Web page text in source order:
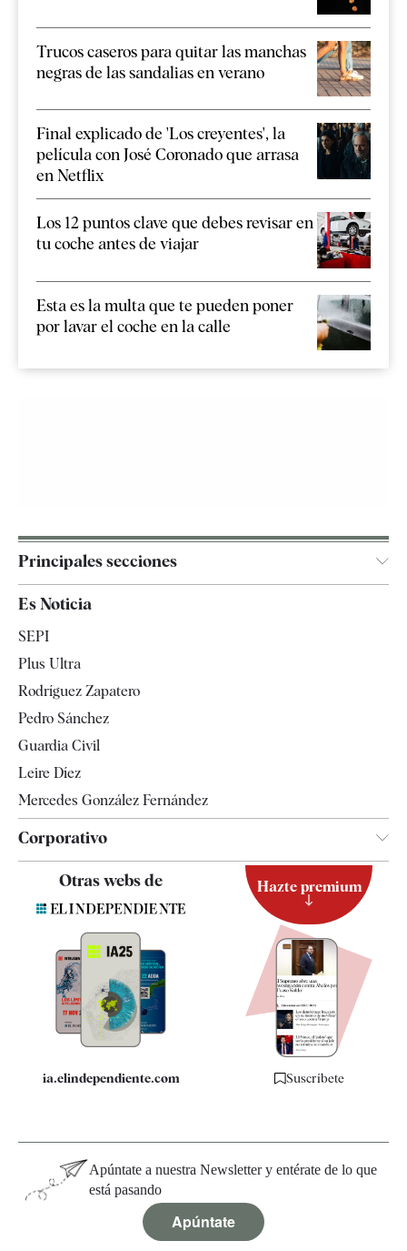
Trucos caseros para quitar las manchas
negras de las sandalias en verano
Final explicado de 'Los creyentes', la
película con José Coronado que arrasa
en Netflix
Los 12 puntos clave que debes revisar en
tu coche antes de viajar
Esta es la multa que te pueden poner
por lavar el coche en la calle
Principales secciones
España
Televisión
Es Noticia
SEPI
Plus Ultra
Rodríguez Zapatero
Pedro Sánchez
Guardia Civil
Leire Díez
Mercedes González Fernández
Corporativo
Contacto
Quiénes somos
Especificaciones
Otras webs de
ia.elindependiente.com
Hazte premium
Suscríbete
Apúntate a nuestra Newsletter y entérate de lo que
está pasando
Apúntate